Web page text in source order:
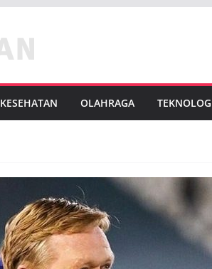
KESEHATAN OLAHRAGA